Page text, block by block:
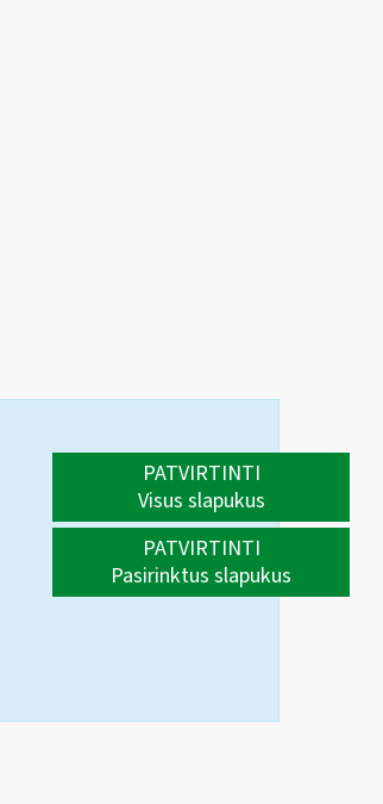
PATVIRTINTI
Visus slapukus
PATVIRTINTI
Pasirinktus slapukus